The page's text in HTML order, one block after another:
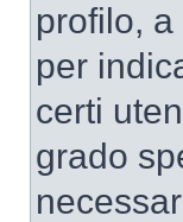
profilo,
per
certi
grado